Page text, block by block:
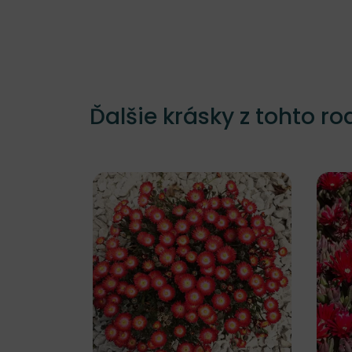
Ďalšie krásky z tohto